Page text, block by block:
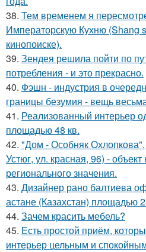
38. Тем временем я
Императорскую Кухню (Shang
кинопоиске).
39. Зендея решила пойти по
потребления - и это прекрасно.
40. Фэшн - индустрия в
границы безумия - вещь
41. Реализованный интерьер
площадью 48 кв.
42. "Дом - Особняк Охлопкова",
Устюг, ул. красная, 96) - объект
регионального значения.
43. Дизайнер рано балтиева
астане (Казахстан) площадью
44. Зачем красить мебель?
45. Есть простой приём,
интерьер цельным и